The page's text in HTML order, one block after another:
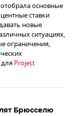
основные
ставки
новые
ситуациях,
ограничения,
Project
Брюсселю